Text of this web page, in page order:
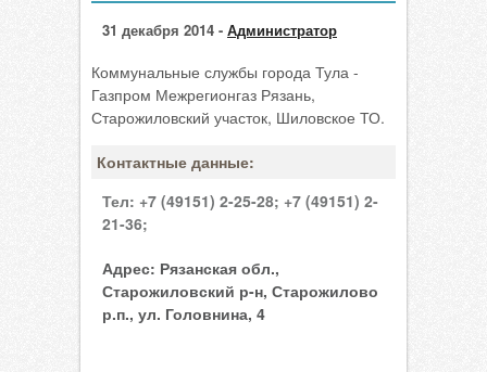
31 декабря 2014 - Администратор
Коммунальные службы города Тула -
Газпром Межрегионгаз Рязань,
Старожиловский участок, Шиловское ТО.
Контактные данные:
Тел: +7 (49151) 2-25-28; +7 (49151) 2-
21-36;
Адрес: Рязанская обл.,
Старожиловский р-н, Старожилово
р.п., ул. Головнина, 4